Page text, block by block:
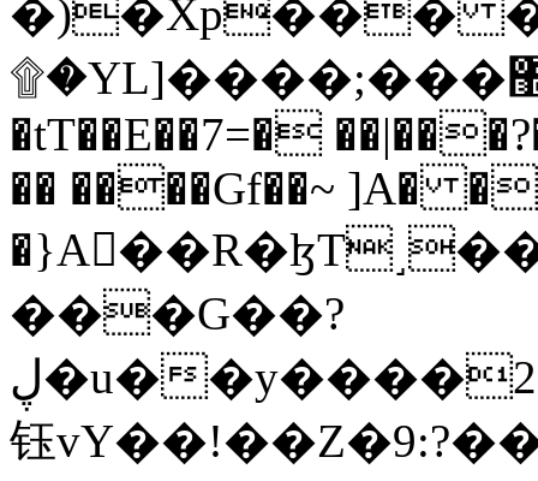
�)�Xp���
۩�YL]����;���׿�޽������+��k��o���O�Zt�6�[a��v_r;�b�f���==
�tT��E��7=�
�� ����Gf��~ ]A�
���G��?
ڸ�u��y����2o�Gc���t!W���k+(���
钰vY��!��Z�9:?�